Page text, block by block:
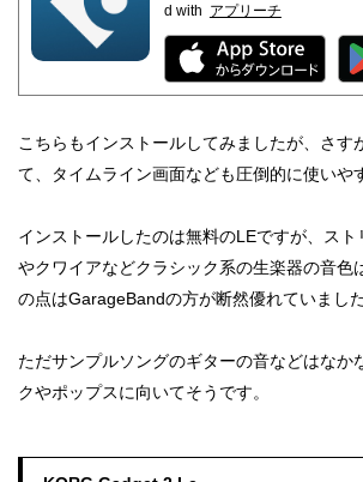
d with アプリーチ
こちらもインストールしてみましたが、さす
て、タイムライン画面なども圧倒的に使いや
インストールしたのは無料のLEですが、スト
やクワイアなどクラシック系の生楽器の音色
の点はGarageBandの方が断然優れていました
ただサンプルソングのギターの音などはなか
クやポップスに向いてそうです。